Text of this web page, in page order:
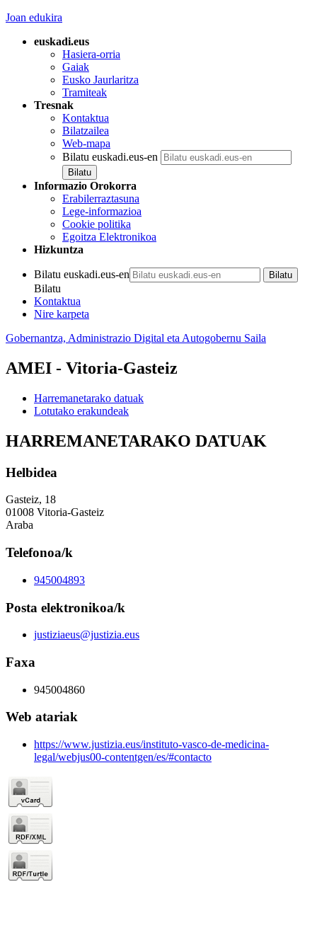
Joan edukira
euskadi.eus
Hasiera-orria
Gaiak
Eusko Jaurlaritza
Tramiteak
Tresnak
Kontaktua
Bilatzailea
Web-mapa
Bilatu euskadi.eus-en
Informazio Orokorra
Erabilerraztasuna
Lege-informazioa
Cookie politika
Egoitza Elektronikoa
Hizkuntza
Bilatu euskadi.eus-en
Bilatu
Kontaktua
Nire karpeta
Gobernantza, Administrazio Digital eta Autogobernu Saila
AMEI - Vitoria-Gasteiz
Harremanetarako datuak
Lotutako erakundeak
HARREMANETARAKO DATUAK
Helbidea
Gasteiz, 18
01008 Vitoria-Gasteiz
Araba
Telefonoa/k
945004893
Posta elektronikoa/k
justiziaeus@justizia.eus
Faxa
945004860
Web atariak
https://www.justizia.eus/instituto-vasco-de-medicina-
legal/webjus00-contentgen/es/#contacto